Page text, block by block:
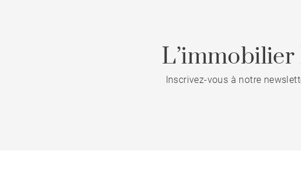
L’immobilier
Inscrivez-vous à notre